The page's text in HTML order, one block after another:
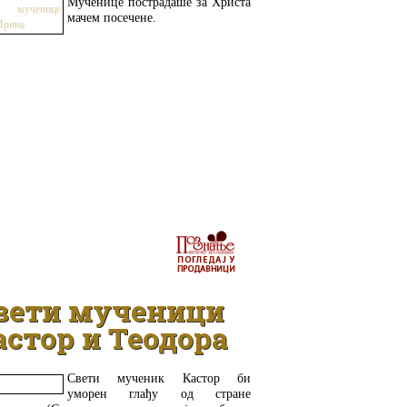
мачем посечене.
мученици
и Теодора
Свети мученик Кастор би
уморен глађу од стране